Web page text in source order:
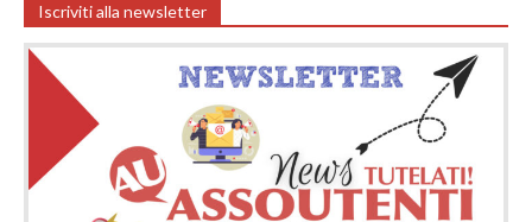
Iscriviti alla newsletter